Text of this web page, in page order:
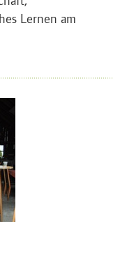
Lernen am